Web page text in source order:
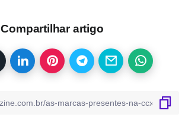
Compartilhar artigo